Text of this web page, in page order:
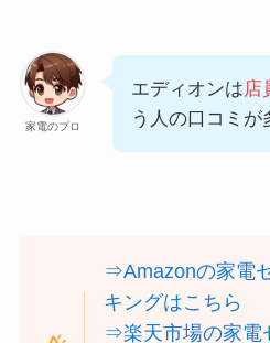
家電のプロ
エディオンは店
う人の口コミが
⇒Amazonの家電
キングはこちら
⇒楽天市場の家電